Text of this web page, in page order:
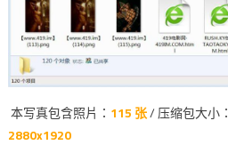
本写真包含照片： 115 张/ 压缩包大小：
2880x1920